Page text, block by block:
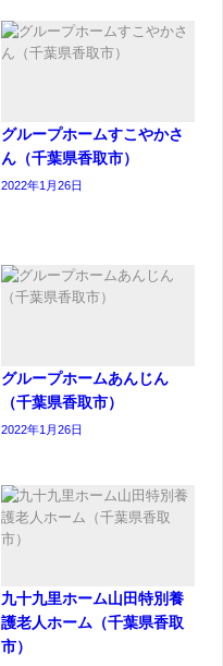
グループホームすこやかさ
ん（千葉県香取市）
2022年1月26日
グループホームあんじん
（千葉県香取市）
2022年1月26日
九十九里ホーム山田特別養
護老人ホーム（千葉県香取
市）